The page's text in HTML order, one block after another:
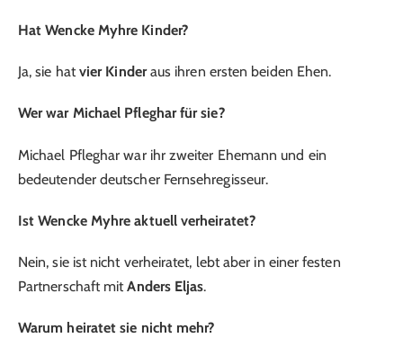
Hat Wencke Myhre Kinder?
Ja, sie hatvier Kinderaus ihren ersten beiden Ehen.
Wer war Michael Pfleghar für sie?
Michael Pfleghar war ihr zweiter Ehemann und ein
bedeutender deutscher Fernsehregisseur.
Ist Wencke Myhre aktuell verheiratet?
Nein, sie ist nicht verheiratet, lebt aber in einer festen
Partnerschaft mitAnders Eljas.
Warum heiratet sie nicht mehr?